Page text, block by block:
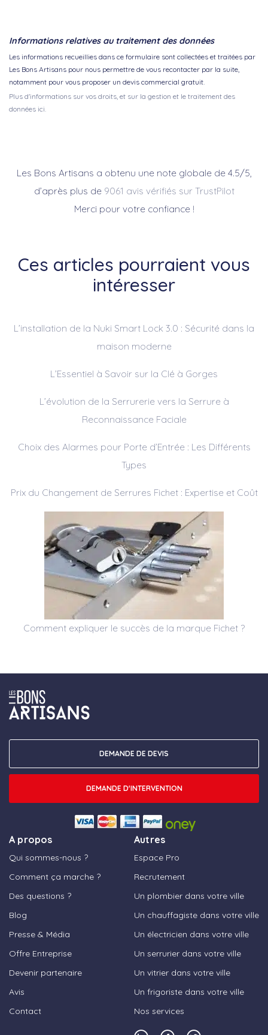
Informations relatives au traitement des données
Les informations recueillies dans ce formulaire sont collectées et traitées par
Les Bons Artisans pour nous permettre de vous recontacter par la suite,
notamment pour vous proposer un devis commercial gratuit.
Plus d'informations sur vos droits, et sur la gestion et le traitement des
données ici.
Les Bons Artisans a obtenu une note globale de 4.5/5,
d’après plus de 9061 avis vérifiés sur TrustPilot
Merci pour votre confiance !
Ces articles pourraient vous
intéresser
L’installation de la Nuki Smart Lock 3.0 : Sécurité dans la
maison moderne
L’Essentiel à Savoir sur la Clé à Gorges
L’évolution de la Serrurerie vers la Serrure à
Reconnaissance Faciale
Choix des Alarmes pour Porte d’Entrée : Les Différents
Types
Prix du Changement de Serrures Fichet : Expertise et Coût
Comment expliquer le succès de la marque Fichet ?
A propos
Qui sommes-nous ?
Comment ça marche ?
Des questions ?
Blog
Presse & Média
Offre Entreprise
Devenir partenaire
Avis
Contact
Autres
Espace Pro
Recrutement
Un plombier dans votre ville
Un chauffagiste dans votre ville
Un électricien dans votre ville
Un serrurier dans votre ville
Un vitrier dans votre ville
Un frigoriste dans votre ville
Nos services
DEMANDE DE DEVIS
DEMANDE D'INTERVENTION